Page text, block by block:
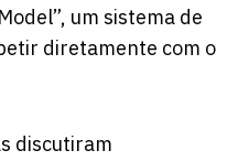
um sistema de
diretamente com o
discutiram